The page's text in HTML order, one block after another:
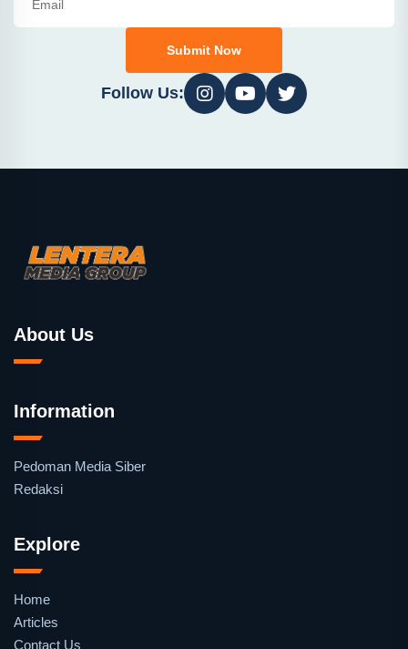
Submit Now
Follow Us:
About Us
Information
Pedoman Media Siber
Redaksi
Explore
Home
Articles
Contact Us